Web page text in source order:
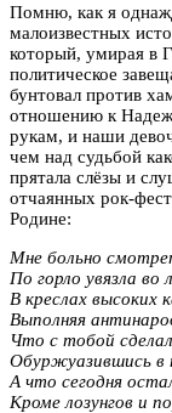
Помню, как я
малоизвестных
который, умирая в
политическое
бунтовал против
отношению к
рукам, и наши
чем над судьбой
прятала слёзы и
отчаянных рок-
Родине:
Мне больно
По горло увязла во
В креслах высоких
Выполняя
Что с тобой
Обуржуазившись в
А что сегодня
Кроме лозунгов и